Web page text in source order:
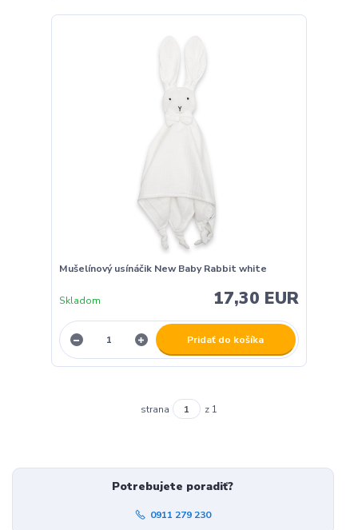
Mušelínový usínáčik New Baby Rabbit white
17,30 EUR
Skladom
Pridať do košíka
strana z 1
Potrebujete poradiť?
0911 279 230